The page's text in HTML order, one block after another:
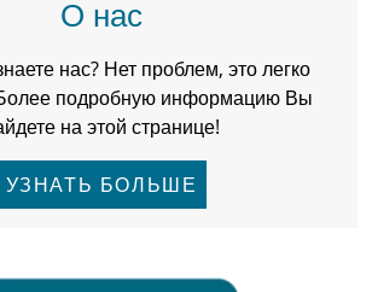
О нас
нас? Нет проблем, это легко
подробную информацию Вы
на этой странице!
УЗНАТЬ БОЛЬШЕ